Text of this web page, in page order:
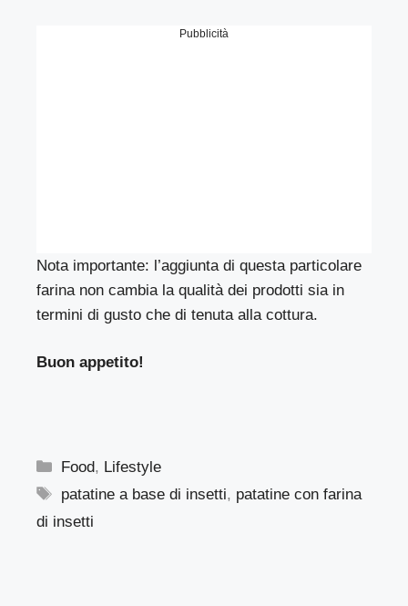
Pubblicità
Nota importante: l’aggiunta di questa particolare
farina non cambia la qualità dei prodotti sia in
termini di gusto che di tenuta alla cottura.
Buon appetito!
Categorie
Food, Lifestyle
Tag
patatine a base di insetti, patatine con farina
di insetti